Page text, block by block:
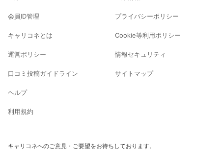
会員ID管理
キャリコネとは
運営ポリシー
口コミ投稿ガイドライン
ヘルプ
利用規約
プライバシーポリシー
Cookie等利用ポリシー
情報セキュリティ
サイトマップ
キャリコネへのご意見・ご要望をお待ちしております。